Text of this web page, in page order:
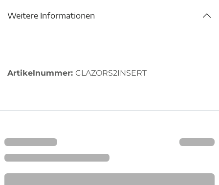
Weitere Informationen
Artikelnummer: CLAZORS2INSERT